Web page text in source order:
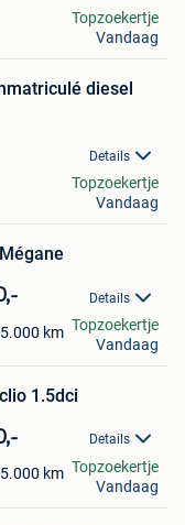
Topzoekertje
Vandaag
diesel
Details
Topzoekertje
Vandaag
Details
km Topzoekertje
Vandaag
1.5dci
Details
km Topzoekertje
Vandaag